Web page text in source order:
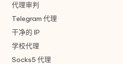
代理审判
Telegram 代理
干净的 IP
学校代理
Socks5 代理